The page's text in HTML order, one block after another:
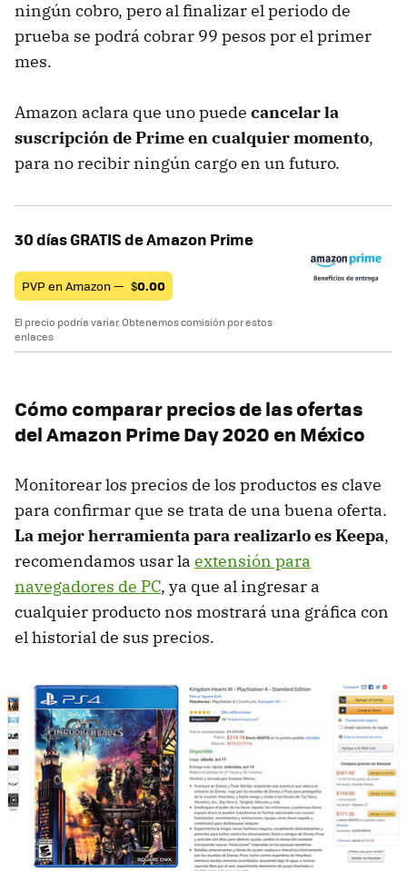
ningún cobro, pero al finalizar el periodo de
prueba se podrá cobrar 99 pesos por el primer
mes.
Amazon aclara que uno puede cancelar la
suscripción de Prime en cualquier momento,
para no recibir ningún cargo en un futuro.
30 días GRATIS de Amazon Prime
PVP en Amazon — $0.00
El precio podría variar. Obtenemos comisión por estos
enlaces
Cómo comparar precios de las ofertas
del Amazon Prime Day 2020 en México
Monitorear los precios de los productos es clave
para confirmar que se trata de una buena oferta.
La mejor herramienta para realizarlo es Keepa,
recomendamos usar la extensión para
navegadores de PC, ya que al ingresar a
cualquier producto nos mostrará una gráfica con
el historial de sus precios.